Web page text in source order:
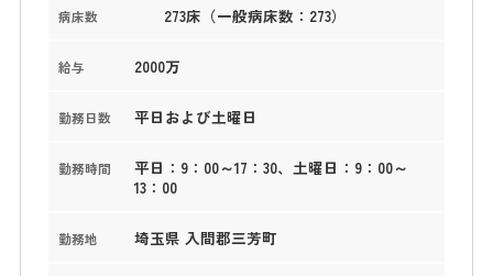
病床数 273床（一般病床数：273）
給与 2000万
勤務日数 平日および土曜日
勤務時間
平日：9：00～17：30、土曜日：9：00～
13：00
勤務地 埼玉県 入間郡三芳町